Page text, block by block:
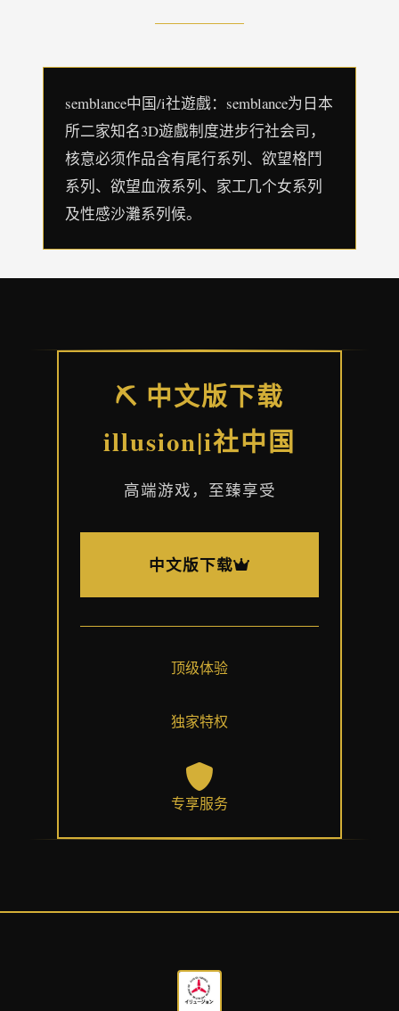
semblance中国/i社遊戲：semblance为日本
所二家知名3D遊戲制度进步行社会司，
核意必须作品含有尾行系列、欲望格鬥
系列、欲望血液系列、家工几个女系列
及性感沙灘系列候。
⛏️ 中文版下载
illusion|i社中国
高端游戏，至臻享受
中文版下载
顶级体验
独家特权
专享服务